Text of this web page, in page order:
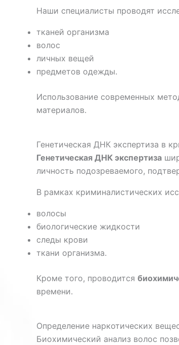
Наши специалисты проводят
тканей организма
волос
личных вещей
предметов одежды.
Использование современных
материалов.
Генетическая ДНК экспертиза в
Генетическая ДНК экспертиза
личность подозреваемого,
В рамках криминалистических
волосы
биологические жидкости
следы крови
ткани организма.
Кроме того, проводится
времени.
Определение наркотических
Биохимический анализ волос